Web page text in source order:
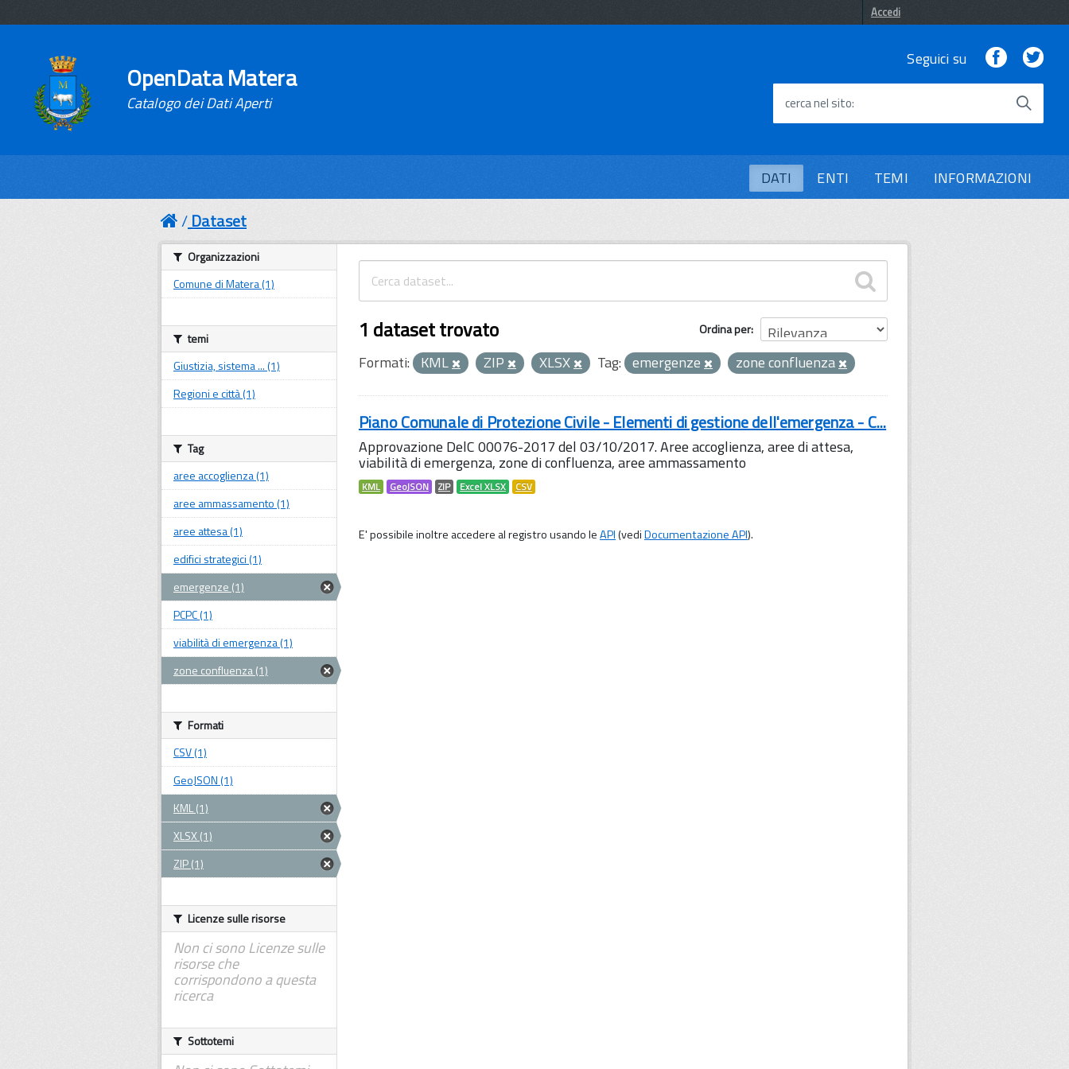
Accedi
OpenData Matera
Catalogo dei Dati Aperti
Seguici su Facebook
cerca nel sito
DATI ENTI TEMI INFORMAZIONI
Dataset
Ordina per
1 dataset trovato
Formati: KML ZIP XLSX Tag: emergenze zone confluenza
Piano Comunale di Protezione Civile - Elementi di gestione dell'emergenza - C...
Approvazione DelC 00076-2017 del 03/10/2017. Aree accoglienza, aree di attesa,
viabilità di emergenza, zone di confluenza, aree ammassamento
KML GeoJSON ZIP Excel XLSX CSV
E' possibile inoltre accedere al registro usando leAPI(vediDocumentazione API).
Organizzazioni
Comune di Matera (1)
temi
Giustizia, sistema ... (1)
Regioni e città (1)
Tag
aree accoglienza (1)
aree ammassamento (1)
aree attesa (1)
edifici strategici (1)
emergenze (1)
PCPC (1)
viabilità di emergenza (1)
zone confluenza (1)
Formati
CSV (1)
GeoJSON (1)
KML (1)
XLSX (1)
ZIP (1)
Licenze sulle risorse
Non ci sono Licenze sulle
risorse che
corrispondono a questa
ricerca
Sottotemi